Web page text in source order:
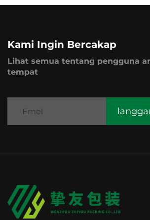
Kami Ingin Bercakap
Lihat semua tentang pengguna
tempat